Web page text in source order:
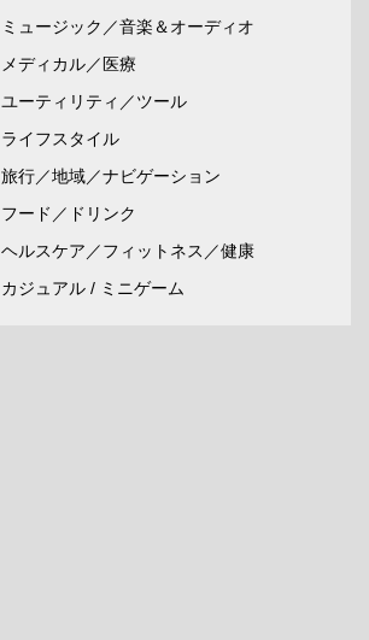
ミュージック／音楽＆オーディオ
メディカル／医療
ユーティリティ／ツール
ライフスタイル
旅行／地域／ナビゲーション
フード／ドリンク
ヘルスケア／フィットネス／健康
カジュアル / ミニゲーム